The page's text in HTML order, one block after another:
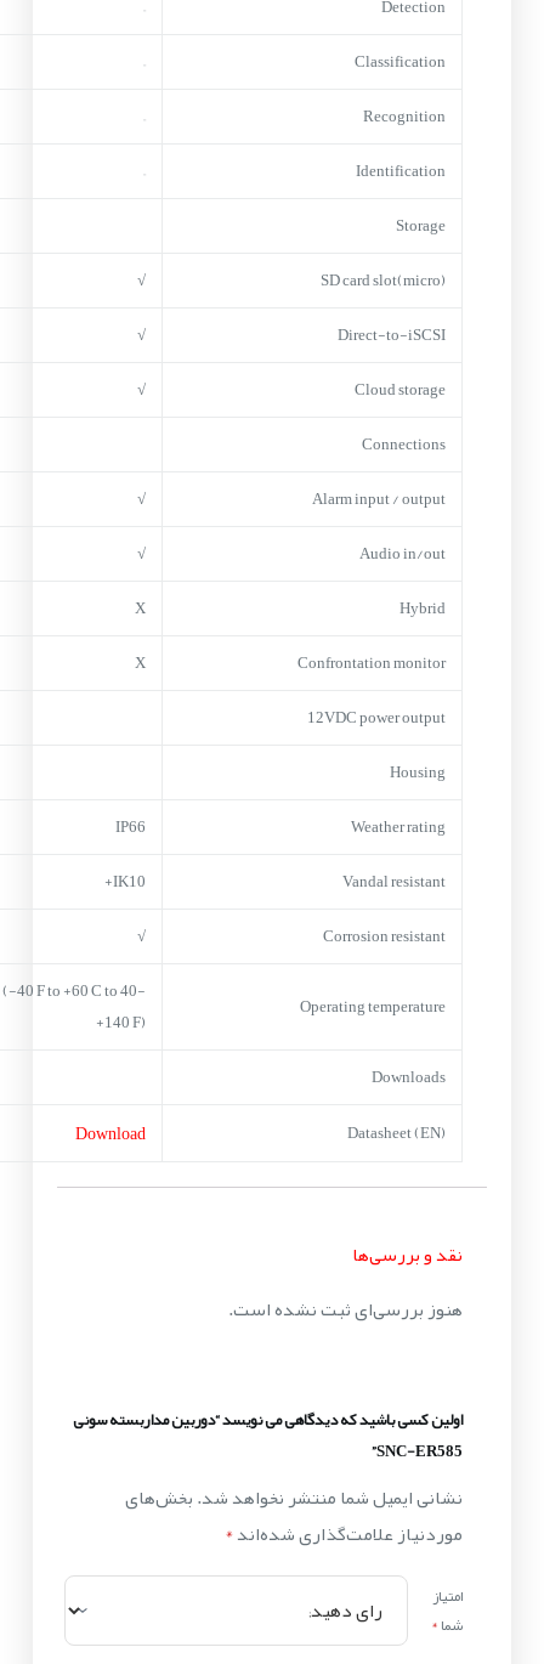
Detection
–
Classification
–
Recognition
–
Identification
–
Storage
(micro)SD card slot
√
Direct-to-iSCSI
√
Cloud storage
√
Connections
Alarm input / output
√
Audio in/out
√
Hybrid
X
Confrontation monitor
X
12VDC power output
Housing
Weather rating
IP66
Vandal resistant
IK10+
Corrosion resistant
√
Operating temperature
C (-40 F to +60 C to
+140 F)
Downloads
Datasheet (EN)
Download
نقد و بررسی‌ها
هنوز بررسی‌ای ثبت نشده است.
اولین کسی باشید که دیدگاهی می نویسد “دوربین مداربسته سونی
SNC-ER585”
نشانی ایمیل شما منتشر نخواهد شد.بخش‌های
موردنیاز علامت‌گذاری شده‌اند*
امتیاز
شما*